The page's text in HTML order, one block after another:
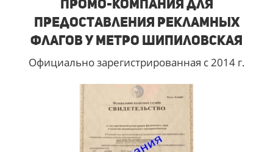
Промо-компания для
предоставления рекламных
флагов у метро Шипиловская
Официально зарегистрированная с 2014 г.